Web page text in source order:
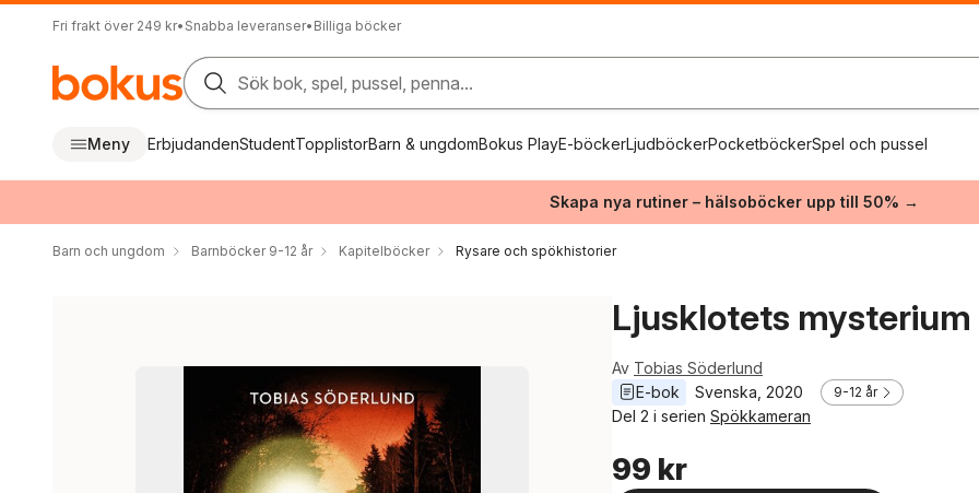
Fri frakt över 249 kr• Snabba leveranser• Billiga böcker
Sök bok, spel, pussel, penna...
Meny ErbjudandenStudentTopplistorBarn & ungdomBokus PlayE-böckerLjudböckerPocketböckerSpel och pussel
Skapa nya rutiner – hälsoböcker upp till 50% →
Barn och ungdom Barnböcker 9-12 år Kapitelböcker Rysare och spökhistorier
Ljusklotets mysterium
Av Tobias Söderlund
E-bok
Svenska 2020 9-12 år
Del 2 i serien Spökkameran
99 kr